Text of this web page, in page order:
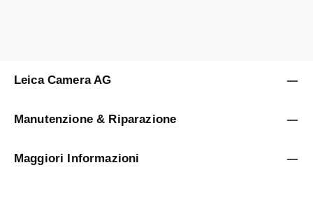
Leica Camera AG
Manutenzione & Riparazione
Maggiori Informazioni